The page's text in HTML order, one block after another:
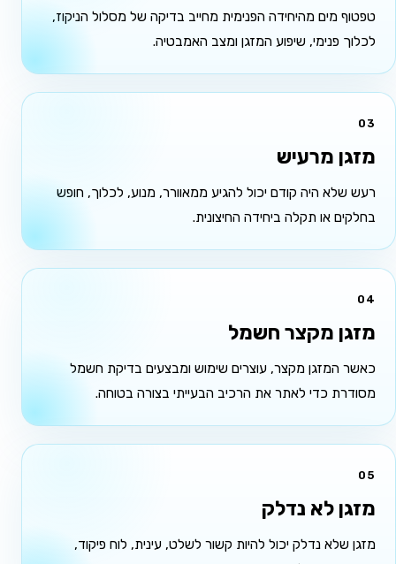
טפטוף מים מהיחידה הפנימית מחייב בדיקה של מסלול הניקוז,
לכלוך פנימי, שיפוע המזגן ומצב האמבטיה.
03
מזגן מרעיש
רעש שלא היה קודם יכול להגיע ממאוורר, מנוע, לכלוך, חופש
בחלקים או תקלה ביחידה החיצונית.
04
מזגן מקצר חשמל
כאשר המזגן מקצר, עוצרים שימוש ומבצעים בדיקת חשמל
מסודרת כדי לאתר את הרכיב הבעייתי בצורה בטוחה.
05
מזגן לא נדלק
מזגן שלא נדלק יכול להיות קשור לשלט, עינית, לוח פיקוד,